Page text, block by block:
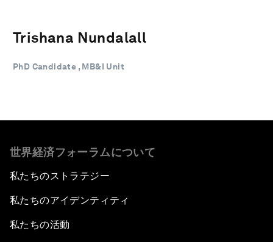
Trishana Nundalall
PhD Candidate , MB&I Unit
世界経済フォーラムについて
私たちのストラテジー
私たちのアイデンティティ
私たちの活動